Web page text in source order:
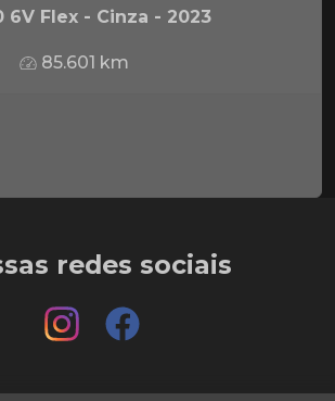
6V Flex - Cinza - 2023
85.601 km
redes sociais